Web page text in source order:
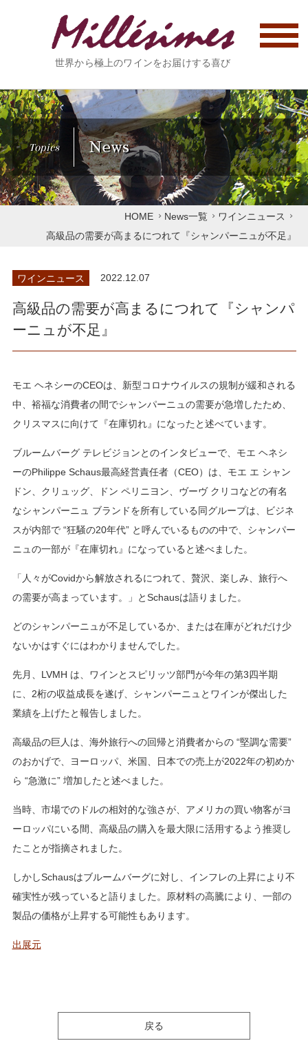
世界から極上のワインをお届けする喜び
Topics News
HOME News一覧
ワインニュース
高級品の需要が高まるにつれて『シャンパーニュが不足』
ワインニュース 2022.12.07
高級品の需要が高まるにつれて『シャンパ
ーニュが不足』
モエ ヘネシーのCEOは、新型コロナウイルスの規制が緩和される
中、裕福な消費者の間でシャンパーニュの需要が急増したため、
クリスマスに向けて『在庫切れ』になったと述べています。
ブルームバーグ テレビジョンとのインタビューで、モエ ヘネシ
ーのPhilippe Schaus最高経営責任者（CEO）は、モエ エ シャン
ドン、クリュッグ、ドン ペリニヨン、ヴーヴ クリコなどの有名
なシャンパーニュ ブランドを所有している同グループは、ビジネ
スが内部で “狂騒の20年代” と呼んでいるものの中で、シャンパー
ニュの一部が『在庫切れ』になっていると述べました。
「人々がCovidから解放されるにつれて、贅沢、楽しみ、旅行へ
の需要が高まっています。」とSchausは語りました。
どのシャンパーニュが不足しているか、または在庫がどれだけ少
ないかはすぐにはわかりませんでした。
先月、LVMH は、ワインとスピリッツ部門が今年の第3四半期
に、2桁の収益成長を遂げ、シャンパーニュとワインが傑出した
業績を上げたと報告しました。
高級品の巨人は、海外旅行への回帰と消費者からの “堅調な需要”
のおかげで、ヨーロッパ、米国、日本での売上が2022年の初めか
ら “急激に” 増加したと述べました。
当時、市場でのドルの相対的な強さが、アメリカの買い物客がヨ
ーロッパにいる間、高級品の購入を最大限に活用するよう推奨し
たことが指摘されました。
しかしSchausはブルームバーグに対し、インフレの上昇により不
確実性が残っていると語りました。原材料の高騰により、一部の
製品の価格が上昇する可能性もあります。
出展元
戻る